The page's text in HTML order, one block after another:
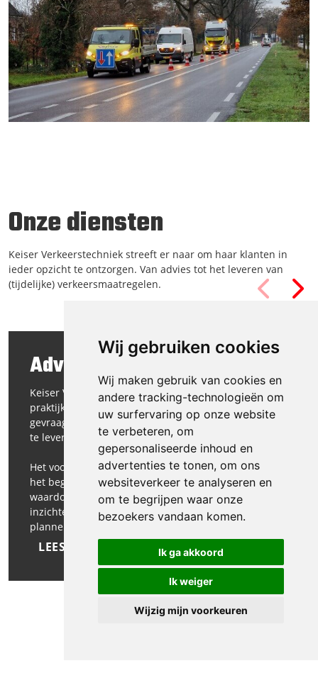
Wij gebruiken cookies
Wij maken gebruik van cookies en
andere tracking-technologieën om
uw surfervaring op onze website
te verbeteren, om
gepersonaliseerde inhoud en
advertenties te tonen, om ons
websiteverkeer te analyseren en
om te begrijpen waar onze
bezoekers vandaan komen.
Ik ga akkoord
Ik weiger
Wijzig mijn voorkeuren
Onze diensten
Keiser Verkeerstechniek streeft er naar om haar klanten in
ieder opzicht te ontzorgen. Van advies tot het leveren van
(tijdelijke) verkeersmaatregelen.
Advies
Keiser Verkeerstechniek wordt vanwege haar ruime
praktijkervaring vaak al in het ontwerpstadium
gevraagd om advies, verkeersplannen en draaiboeken
te leveren volgens de geldende richtlijnen.
Het voordeel hiervan is dat u als opdrachtgever vanaf
het beginstadium begeleiding krijgt bij uw wensen,
waardoor mogelijke problemen op voorhand
inzichtelijk worden. Daarnaast kunt u de gegevens,
plannen en kennis gebruiken voor eigen…
LEES MEER